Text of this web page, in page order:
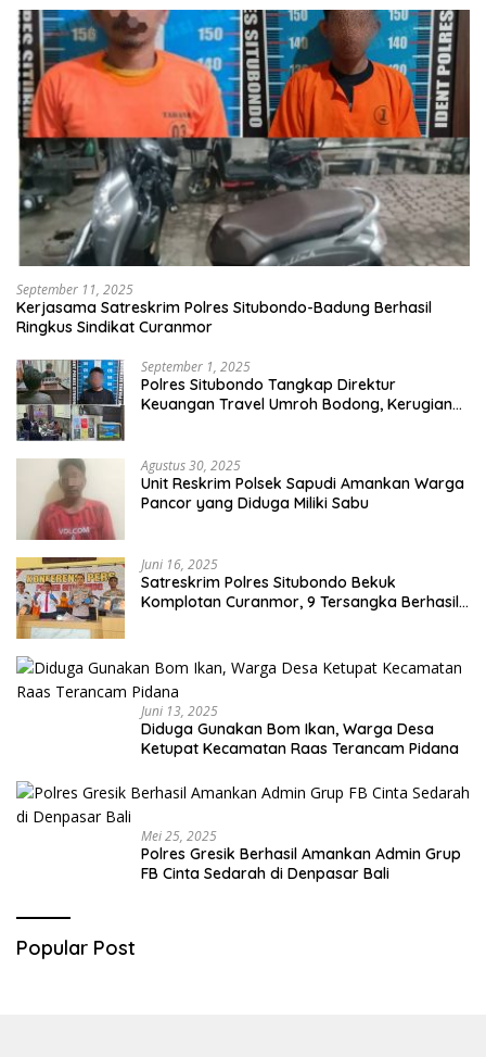
September 11, 2025
Kerjasama Satreskrim Polres Situbondo-Badung Berhasil
Ringkus Sindikat Curanmor
September 1, 2025
Polres Situbondo Tangkap Direktur
Keuangan Travel Umroh Bodong, Kerugian
Agustus 30, 2025
Unit Reskrim Polsek Sapudi Amankan Warga
Pancor yang Diduga Miliki Sabu
Juni 16, 2025
Satreskrim Polres Situbondo Bekuk
Komplotan Curanmor, 9 Tersangka Berhasil
Juni 13, 2025
Diduga Gunakan Bom Ikan, Warga Desa
Ketupat Kecamatan Raas Terancam Pidana
Mei 25, 2025
Polres Gresik Berhasil Amankan Admin Grup
FB Cinta Sedarah di Denpasar Bali
Popular Post